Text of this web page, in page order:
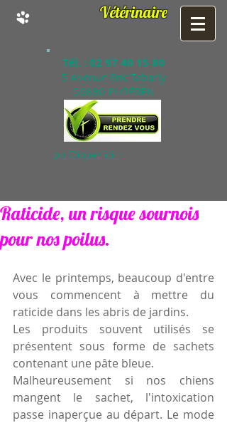
Vétérinaire
Tél. :02 97 40 15 80
5 Avenue Eric Tabarly
56880 PLOEREN
ou Cliquez ici :
Raticide, un risque sournois
pour nos poilus.
Avec le printemps, beaucoup d'entre
vous commencent à mettre du
raticide dans les abris de jardins.
Les produits souvent utilisés se
présentent sous forme de sachets
contenant une pâte bleue.
Malheureusement si nos chiens
mangent le sachet, l'intoxication
passe inaperçue au départ. Le mode